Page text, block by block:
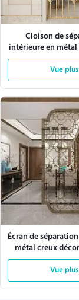
Cloison de
intérieure en métal
légère
Vue plus
Écran de
métal creux
SUS304
Vue plus